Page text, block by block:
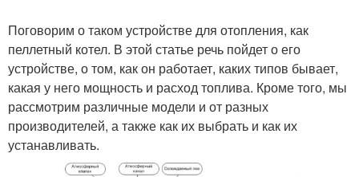
Поговорим о таком устройстве для отопления, как
пеллетный котел. В этой статье речь пойдет о его
устройстве, о том, как он работает, каких типов бывает,
какая у него мощность и расход топлива. Кроме того, мы
рассмотрим различные модели и от разных
производителей, а также как их выбрать и как их
устанавливать.